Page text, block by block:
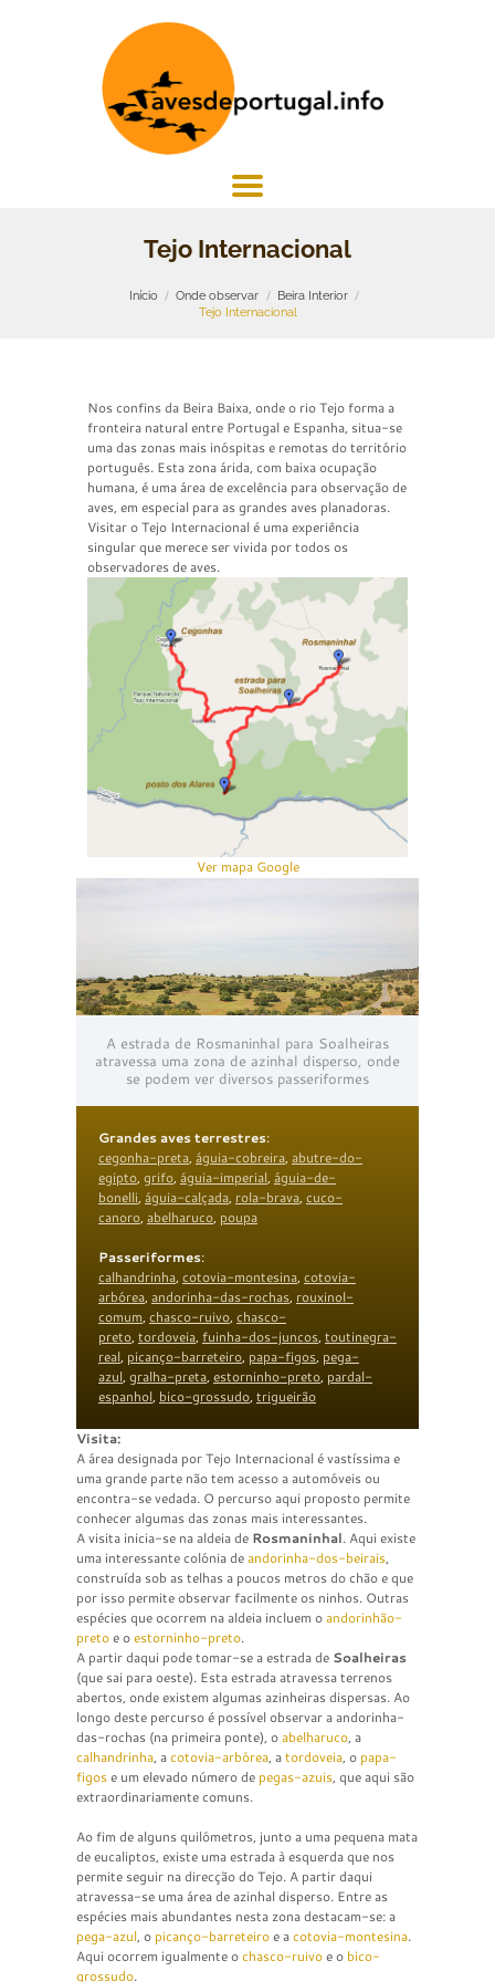
Tejo Internacional
Início Onde observar
Beira Interior
Tejo Internacional
Nos confins da Beira Baixa, onde o rio Tejo forma a
fronteira natural entre Portugal e Espanha, situa-se
uma das zonas mais inóspitas e remotas do território
português. Esta zona árida, com baixa ocupação
humana, é uma área de excelência para observação de
aves, em especial para as grandes aves planadoras.
Visitar o Tejo Internacional é uma experiência
singular que merece ser vivida por todos os
observadores de aves.
Ver mapa Google
A estrada de Rosmaninhal para Soalheiras
atravessa uma zona de azinhal disperso, onde
se podem ver diversos passeriformes
Grandes aves terrestres:
cegonha-preta, águia-cobreira, abutre-do-
egipto, grifo, águia-imperial, águia-de-
bonelli, águia-calçada, rola-brava, cuco-
canoro, abelharuco, poupa
Passeriformes:
calhandrinha, cotovia-montesina, cotovia-
arbórea, andorinha-das-rochas, rouxinol-
comum, chasco-ruivo, chasco-
preto, tordoveia, fuinha-dos-juncos, toutinegra-
real, picanço-barreteiro, papa-figos, pega-
azul, gralha-preta, estorninho-preto, pardal-
espanhol, bico-grossudo, trigueirão
Visita:
A área designada por Tejo Internacional é vastíssima e
uma grande parte não tem acesso a automóveis ou
encontra-se vedada. O percurso aqui proposto permite
conhecer algumas das zonas mais interessantes.
A visita inicia-se na aldeia de Rosmaninhal. Aqui existe
uma interessante colónia deandorinha-dos-beirais,
construída sob as telhas a poucos metros do chão e que
por isso permite observar facilmente os ninhos. Outras
espécies que ocorrem na aldeia incluem oandorinhão-
pretoe oestorninho-preto.
A partir daqui pode tomar-se a estrada de Soalheiras
(que sai para oeste). Esta estrada atravessa terrenos
abertos, onde existem algumas azinheiras dispersas. Ao
longo deste percurso é possível observar a andorinha-
das-rochas (na primeira ponte), oabelharuco, a
calhandrinha, acotovia-arbórea, atordoveia, o papa-
figose um elevado número de pegas-azuis, que aqui são
extraordinariamente comuns.
Ao fim de alguns quilómetros, junto a uma pequena mata
de eucaliptos, existe uma estrada à esquerda que nos
permite seguir na direcção do Tejo. A partir daqui
atravessa-se uma área de azinhal disperso. Entre as
espécies mais abundantes nesta zona destacam-se: a
pega-azul, o picanço-barreteiroe acotovia-montesina.
Aqui ocorrem igualmente ochasco-ruivoe o bico-
grossudo.